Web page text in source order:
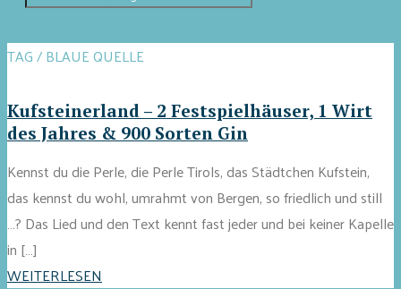
TAG / BLAUE QUELLE
Kufsteinerland – 2 Festspielhäuser, 1 Wirt
des Jahres & 900 Sorten Gin
Kennst du die Perle, die Perle Tirols, das Städtchen Kufstein,
das kennst du wohl, umrahmt von Bergen, so friedlich und still
…? Das Lied und den Text kennt fast jeder und bei keiner Kapelle
in […]
WEITERLESEN